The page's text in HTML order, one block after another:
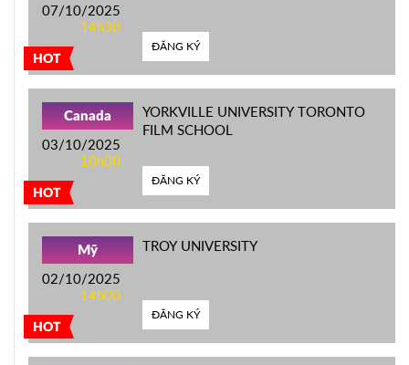
HOT
07/10/2025
14h30
ĐĂNG KÝ
HOT
Canada
03/10/2025
10h00
YORKVILLE UNIVERSITY TORONTO
FILM SCHOOL
ĐĂNG KÝ
HOT
Mỹ
02/10/2025
14h00
TROY UNIVERSITY
ĐĂNG KÝ